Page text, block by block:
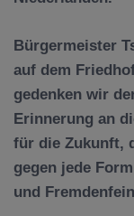
Bürgermeister
auf dem
gedenken wir
Erinnerung an
für die Zukunft,
gegen jede
und